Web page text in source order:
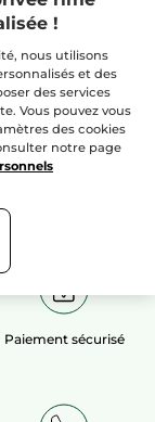
de
Paiement sécurisé
!
nous utilisons
et des
des services
Vous pouvez vous
des cookies
notre page